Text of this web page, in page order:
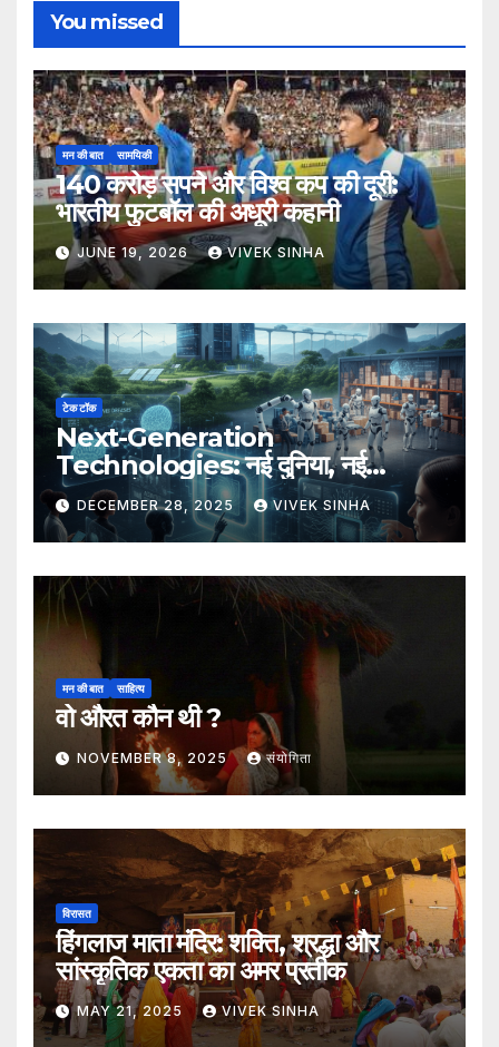
You missed
मन की बात सामयिकी
140 करोड़ सपने और विश्व कप की दूरी:
भारतीय फुटबॉल की अधूरी कहानी
JUNE 19, 2026 VIVEK SINHA
टेक टॉक
Next-Generation
Technologies: नई दुनिया, नई
संभावनाएँ, नया भविष्य
DECEMBER 28, 2025 VIVEK SINHA
मन की बात साहित्य
वो औरत कौन थी ?
NOVEMBER 8, 2025 संयोगिता
विरासत
हिंगलाज माता मंदिर: शक्ति, श्रद्धा और
सांस्कृतिक एकता का अमर प्रतीक
MAY 21, 2025 VIVEK SINHA